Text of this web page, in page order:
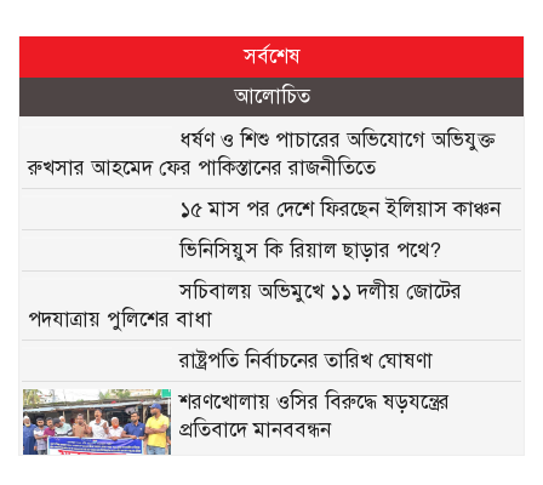
সর্বশেষ
আলোচিত
ধর্ষণ ও শিশু পাচারের অভিযোগে অভিযুক্ত
রুখসার আহমেদ ফের পাকিস্তানের রাজনীতিতে
১৫ মাস পর দেশে ফিরছেন ইলিয়াস কাঞ্চন
ভিনিসিয়ুস কি রিয়াল ছাড়ার পথে?
সচিবালয় অভিমুখে ১১ দলীয় জোটের
পদযাত্রায় পুলিশের বাধা
রাষ্ট্রপতি নির্বাচনের তারিখ ঘোষণা
শরণখোলায় ওসির বিরুদ্ধে ষড়যন্ত্রের
প্রতিবাদে মানববন্ধন